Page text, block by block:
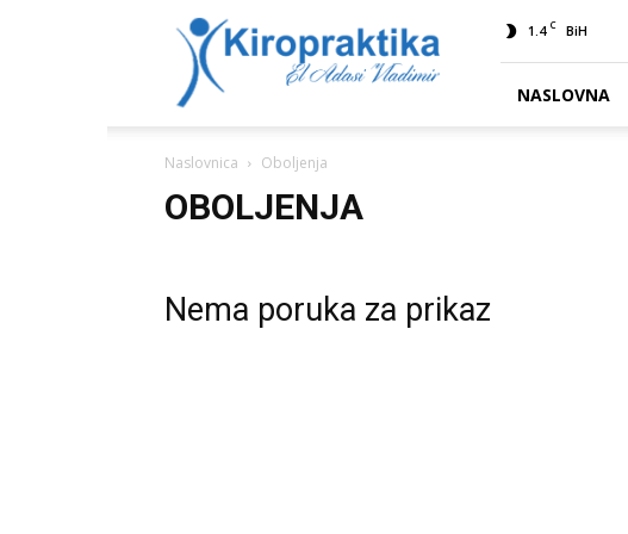
Kiropraktika
ADASI
1.4 C BiH
NASLOVNA
Naslovnica Oboljenja
OBOLJENJA
Nema poruka za prikaz